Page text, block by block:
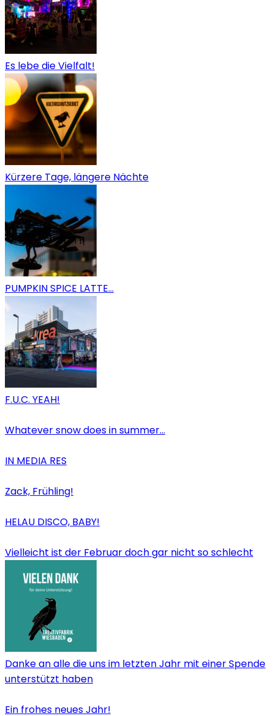
Es lebe die Vielfalt!
Kürzere Tage, längere Nächte
PUMPKIN SPICE LATTE…
F.U.C. YEAH!
Whatever snow does in summer…
IN MEDIA RES
Zack, Frühling!
HELAU DISCO, BABY!
Vielleicht ist der Februar doch gar nicht so schlecht
Danke an alle die uns im letzten Jahr mit einer Spende
unterstützt haben
Ein frohes neues Jahr!